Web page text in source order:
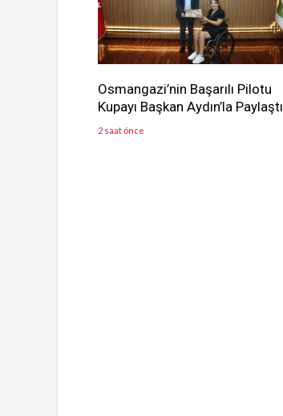
Osmangazi’nin Başarılı Pilotu
Kupayı Başkan Aydın’la Paylaştı
2 saat önce